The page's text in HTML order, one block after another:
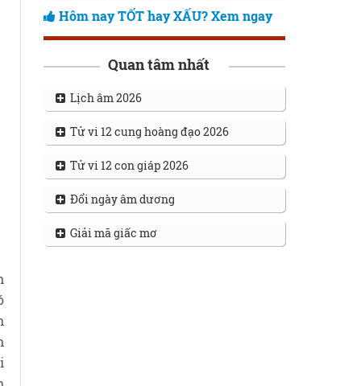
Hôm nay TỐT hay XẤU? Xem ngay
Quan tâm nhất
Lịch âm 2026
Tử vi 12 cung hoàng đạo 2026
Tử vi 12 con giáp 2026
Đổi ngày âm dương
Giải mã giấc mơ